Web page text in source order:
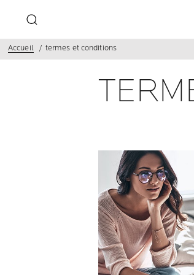
Accueil termes et conditions